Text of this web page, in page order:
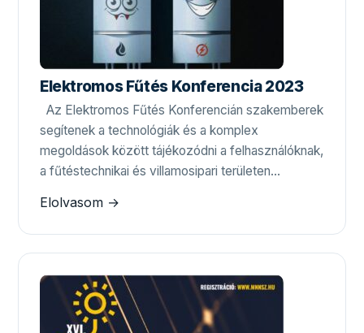
Elektromos Fűtés Konferencia 2023
Az Elektromos Fűtés Konferencián szakemberek
segítenek a technológiák és a komplex
megoldások között tájékozódni a felhasználóknak,
a fűtéstechnikai és villamosipari területen…
Elolvasom →